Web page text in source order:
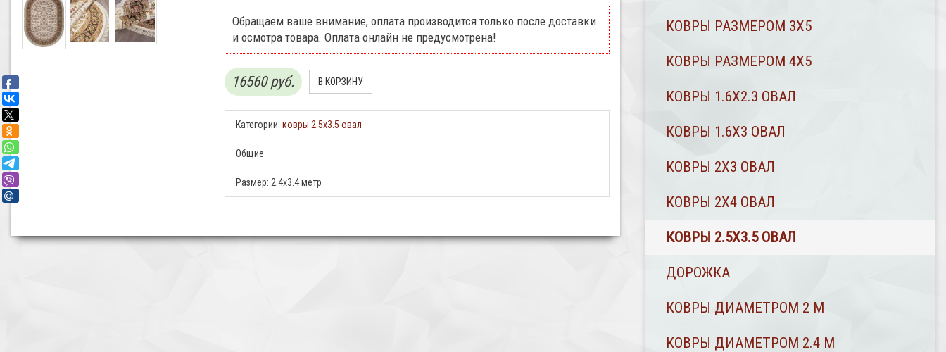
Обращаем ваше внимание, оплата производится только после доставки
и осмотра товара. Оплата онлайн не предусмотрена!
16560 руб.
Категории: ковры 2.5х3.5 овал
Общие
Размер: 2.4x3.4 метр
КОВРЫ РАЗМЕРОМ 3Х5
КОВРЫ РАЗМЕРОМ 4Х5
КОВРЫ 1.6Х2.3 ОВАЛ
КОВРЫ 1.6Х3 ОВАЛ
КОВРЫ 2X3 ОВАЛ
КОВРЫ 2Х4 ОВАЛ
КОВРЫ 2.5Х3.5 ОВАЛ
ДОРОЖКА
КОВРЫ ДИАМЕТРОМ 2 М
КОВРЫ ДИАМЕТРОМ 2.4 M